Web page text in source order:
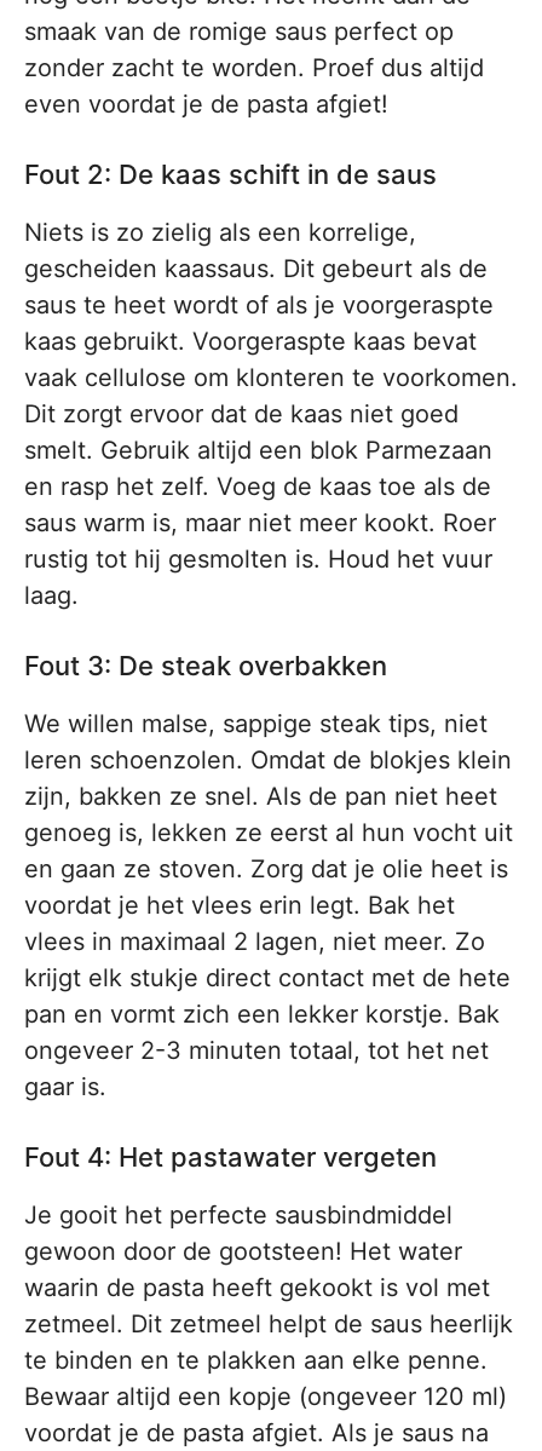
smaak van de romige saus perfect op
zonder zacht te worden. Proef dus altijd
even voordat je de pasta afgiet!
Fout 2: De kaas schift in de saus
Niets is zo zielig als een korrelige,
gescheiden kaassaus. Dit gebeurt als de
saus te heet wordt of als je voorgeraspte
kaas gebruikt. Voorgeraspte kaas bevat
vaak cellulose om klonteren te voorkomen.
Dit zorgt ervoor dat de kaas niet goed
smelt. Gebruik altijd een blok Parmezaan
en rasp het zelf. Voeg de kaas toe als de
saus warm is, maar niet meer kookt. Roer
rustig tot hij gesmolten is. Houd het vuur
laag.
Fout 3: De steak overbakken
We willen malse, sappige steak tips, niet
leren schoenzolen. Omdat de blokjes klein
zijn, bakken ze snel. Als de pan niet heet
genoeg is, lekken ze eerst al hun vocht uit
en gaan ze stoven. Zorg dat je olie heet is
voordat je het vlees erin legt. Bak het
vlees in maximaal 2 lagen, niet meer. Zo
krijgt elk stukje direct contact met de hete
pan en vormt zich een lekker korstje. Bak
ongeveer 2-3 minuten totaal, tot het net
gaar is.
Fout 4: Het pastawater vergeten
Je gooit het perfecte sausbindmiddel
gewoon door de gootsteen! Het water
waarin de pasta heeft gekookt is vol met
zetmeel. Dit zetmeel helpt de saus heerlijk
te binden en te plakken aan elke penne.
Bewaar altijd een kopje (ongeveer 120 ml)
voordat je de pasta afgiet. Als je saus na